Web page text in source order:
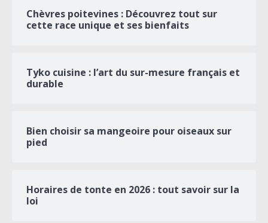
Chèvres poitevines : Découvrez tout sur
cette race unique et ses bienfaits
Tyko cuisine : l’art du sur-mesure français et
durable
Bien choisir sa mangeoire pour oiseaux sur
pied
Horaires de tonte en 2026 : tout savoir sur la
loi